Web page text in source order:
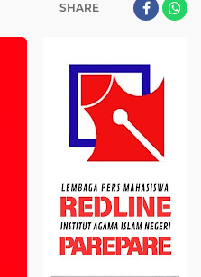
SHARE